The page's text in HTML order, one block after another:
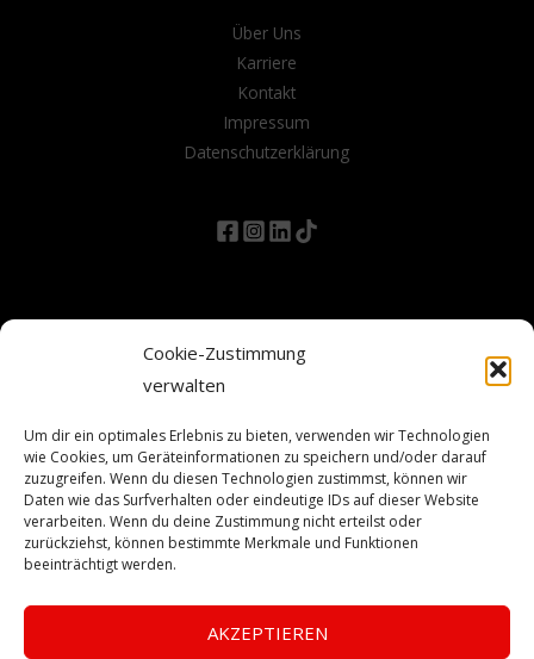
Cookie-Zustimmung
verwalten
Um dir ein optimales Erlebnis zu bieten, verwenden wir Technologien
wie Cookies, um Geräteinformationen zu speichern und/oder darauf
zuzugreifen. Wenn du diesen Technologien zustimmst, können wir
Daten wie das Surfverhalten oder eindeutige IDs auf dieser Website
verarbeiten. Wenn du deine Zustimmung nicht erteilst oder
zurückziehst, können bestimmte Merkmale und Funktionen
beeinträchtigt werden.
AKZEPTIEREN
Über Uns
Karriere
Kontakt
Impressum
Datenschutzerklärung